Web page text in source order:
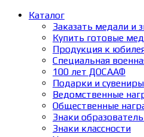
Каталог
Заказать медали и
Купить готовые
Продукция к
Специальная
100 лет ДОСААФ
Подарки и сувениры
Ведомственные
Общественные
Знаки
Знаки классности